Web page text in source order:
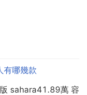
有哪幾款
sahara41.89萬 容